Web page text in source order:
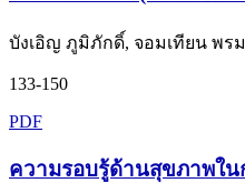
บังเอิญ ภูมิภักดิ์, จอมเทียน พร
133-150
PDF
ความรอบรู้ด้านสุขภาพใ